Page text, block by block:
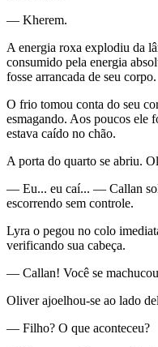
— Kherem.
A energia roxa explodiu da
consumido pela energia
fosse arrancada de seu corpo.
O frio tomou conta do seu
esmagando. Aos poucos ele
estava caído no chão.
A porta do quarto se abriu.
— Eu... eu caí... — Callan
escorrendo sem controle.
Lyra o pegou no colo
verificando sua cabeça.
— Callan! Você se
Oliver ajoelhou-se ao lado
— Filho? O que aconteceu?